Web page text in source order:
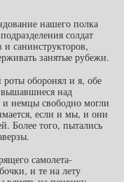
нашего полка
солдат
и санинструкторов,
занятые рубежи.
роты оборонял и я, обе
над
немцы свободно могли
если и мы, и они
Более того, пытались
самолета-
и те на лету